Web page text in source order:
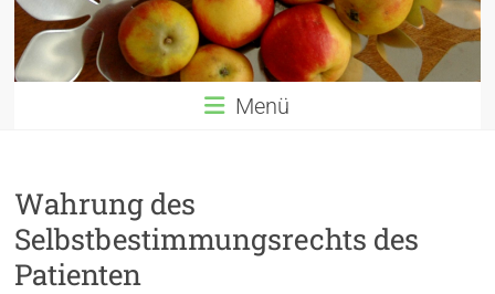
Menü
Wahrung des
Selbstbestimmungsrechts des
Patienten